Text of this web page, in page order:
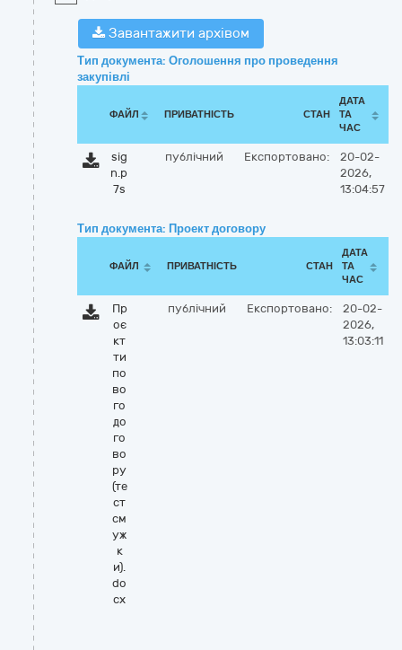
Завантажити архівом
Тип документа: Оголошення про проведення
закупівлі
ФАЙЛ ПРИВАТНІСТЬ СТАН
ДАТА
ТА
ЧАС
sig
n.p
7s
публічний Експортовано:
20-02-
2026,
13:04:57
Тип документа: Проект договору
ФАЙЛ ПРИВАТНІСТЬ СТАН
ДАТА
ТА
ЧАС
Пр
оє
кт
ти
по
во
го
до
го
во
ру
(те
ст
см
уж
к
и).
do
cx
публічний Експортовано:
20-02-
2026,
13:03:11